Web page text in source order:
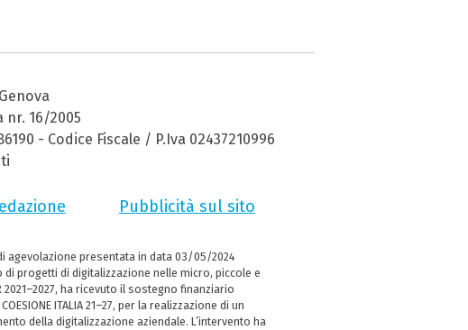
16/2005
- Codice Fiscale / P.Iva 02437210996
Pubblicità sul sito
di agevolazione presentata in data 03/05/2024
progetti di digitalizzazione nelle micro, piccole e
ha ricevuto il sostegno finanziario
ITALIA 21–27, per la realizzazione di un
della digitalizzazione aziendale. L’intervento ha